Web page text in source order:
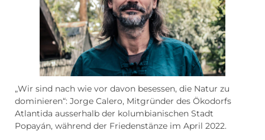
„Wir sind nach wie vor davon besessen, die Natur zu
dominieren“: Jorge Calero, Mitgründer des Ökodorfs
Atlantida ausserhalb der kolumbianischen Stadt
Popayán, während der Friedenstänze im April 2022.